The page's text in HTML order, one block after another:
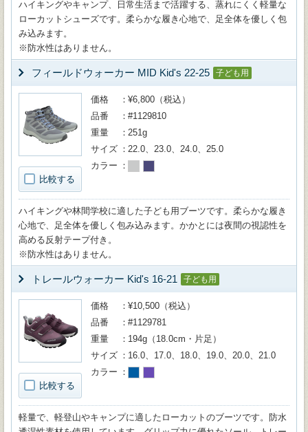
ハイキングやキャンプ、日常生活まで活躍する、蒸れにくく軽量な
ローカットシューズです。柔らかな履き心地で、足全体を優しく包
み込みます。
※防水性はありません。
フィールドウォーカー MID Kid's 22-25 子ども用
比較する
価格
¥6,800（税込）
品番
#1129810
重量
251g
サイズ
22.0、23.0、24.0、25.0
カラー
ハイキングや林間学校に適した子ども用ブーツです。柔らかな履き
心地で、足全体を優しく包み込みます。かかとには夜間の視認性を
高める反射テープ付き。
※防水性はありません。
トレールウォーカー Kid's 16-21 子ども用
比較する
価格
¥10,500（税込）
品番
#1129781
重量
194g（18.0cm・片足）
サイズ
16.0、17.0、18.0、19.0、20.0、21.0
カラー
軽量で、軽登山やキャンプに適したローカットのブーツです。防水